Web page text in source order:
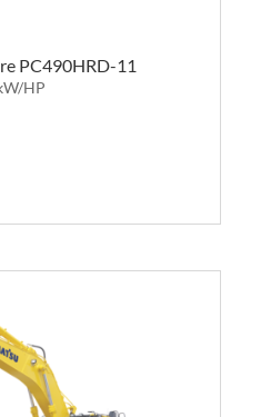
PC490HRD-11
HP